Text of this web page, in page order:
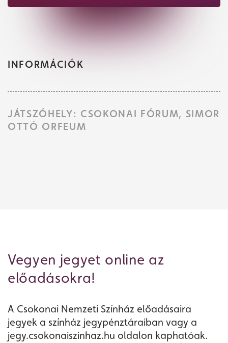
INFORMÁCIÓK
JÁTSZÓHELY: CSOKONAI FÓRUM, SIMOR
OTTÓ ORFEUM
Vegyen jegyet online az
előadásokra!
A Csokonai Nemzeti Színház előadásaira
jegyek a színház jegypénztáraiban vagy a
jegy.csokonaiszinhaz.hu oldalon kaphatóak.